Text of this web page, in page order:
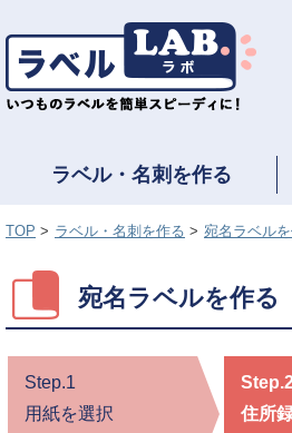
ラベル・名刺を作る
TOP ラベル・名刺を作る 宛名ラベル
宛名ラベルを作る
Step.1
用紙を選択
住所